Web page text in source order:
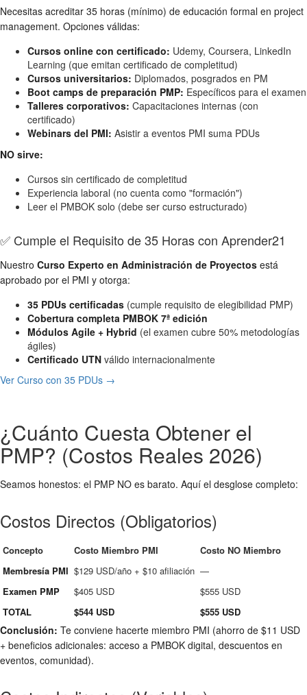
Necesitas acreditar 35 horas (mínimo) de educación formal en project
management. Opciones válidas:
Cursos online con certificado: Udemy, Coursera, LinkedIn
Learning (que emitan certificado de completitud)
Cursos universitarios: Diplomados, posgrados en PM
Boot camps de preparación PMP: Específicos para el examen
Talleres corporativos: Capacitaciones internas (con
certificado)
Webinars del PMI: Asistir a eventos PMI suma PDUs
NO sirve:
Cursos sin certificado de completitud
Experiencia laboral (no cuenta como "formación")
Leer el PMBOK solo (debe ser curso estructurado)
✅ Cumple el Requisito de 35 Horas con Aprender21
Nuestro Curso Experto en Administración de Proyectos está
aprobado por el PMI y otorga:
35 PDUs certificadas (cumple requisito de elegibilidad PMP)
Cobertura completa PMBOK 7ª edición
Módulos Agile + Hybrid (el examen cubre 50% metodologías
ágiles)
Certificado UTN válido internacionalmente
Ver Curso con 35 PDUs →
¿Cuánto Cuesta Obtener el
PMP? (Costos Reales 2026)
Seamos honestos: el PMP NO es barato. Aquí el desglose completo:
Costos Directos (Obligatorios)
Concepto Costo Miembro PMI
Costo NO Miembro
Membresía PMI $129 USD/año + $10 afiliación —
Examen PMP
$405 USD
$555 USD
TOTAL
$544 USD $555 USD
Conclusión: Te conviene hacerte miembro PMI (ahorro de $11 USD
+ beneficios adicionales: acceso a PMBOK digital, descuentos en
eventos, comunidad).